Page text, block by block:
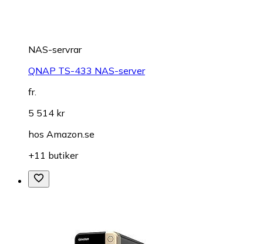
NAS-servrar
QNAP TS-433 NAS-server
fr.
5 514 kr
hos Amazon.se
+11 butiker